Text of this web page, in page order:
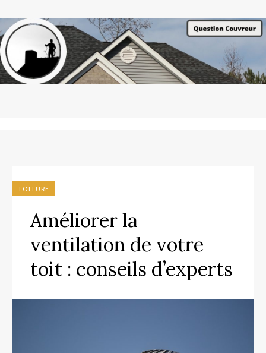
TOITURE
Améliorer la
ventilation de votre
toit : conseils d’experts